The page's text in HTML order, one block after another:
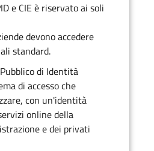
e CIE è riservato ai soli
devono accedere
standard.
di Identità
di accesso che
con un'identità
online della
e dei privati